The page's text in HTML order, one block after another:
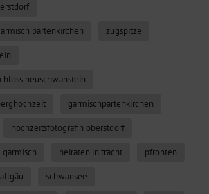
partenkirchen zugspitze
neuschwanstein
garmischpartenkirchen
hochzeitsfotografin oberstdorf
garmisch heiraten in tracht pfronten
schwansee